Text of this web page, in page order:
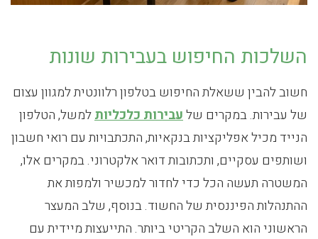
השלכות החיפוש בעבירות שונות
חשוב להבין ששאלת החיפוש בטלפון רלוונטית למגוון עצום
של עבירות. במקרים שלעבירות כלכליותלמשל, הטלפון
הנייד מכיל אפליקציות בנקאיות, התכתבויות עם רואי חשבון
ושותפים עסקיים, ותכתובות דואר אלקטרוני. במקרים אלו,
המשטרה תעשה הכל כדי לחדור למכשיר ולמפות את
ההתנהלות הפיננסית של החשוד. בנוסף, שלב המעצר
הראשוני הוא השלב הקריטי ביותר. התייעצות מיידית עם